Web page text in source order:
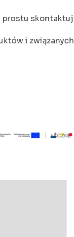
prostu skontaktuj
i związanych